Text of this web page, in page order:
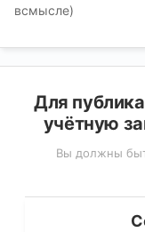
всмысле)
Для
учётную
Вы должны